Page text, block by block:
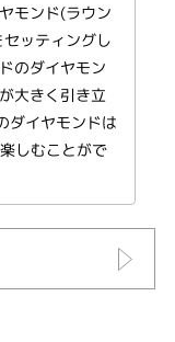
です。
モンド(ラウン
ッティングし
のダイヤモン
大きく引き立
ダイヤモンドは
しむことがで